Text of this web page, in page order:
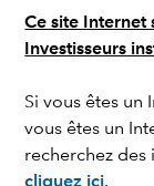
Ce site Internet
Investisseurs
Si vous êtes un
vous êtes un
recherchez
cliquez ici.